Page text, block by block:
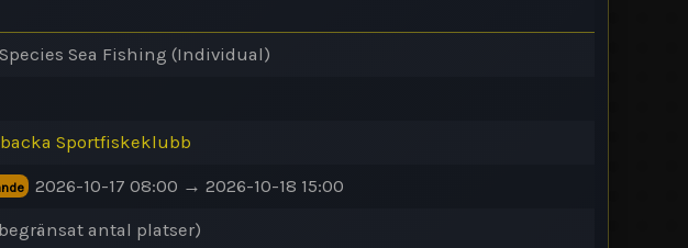
Sea Fishing (Individual)
Sportfiskeklubb
2026-10-17 08:00 → 2026-10-18 15:00
antal platser)